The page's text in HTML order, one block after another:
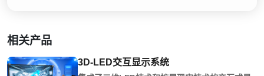
相关产品
3D-LED交互显示系统